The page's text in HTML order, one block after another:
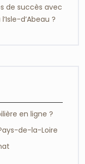
de succès avec
d’Abeau ?
en ligne ?
de-la-Loire